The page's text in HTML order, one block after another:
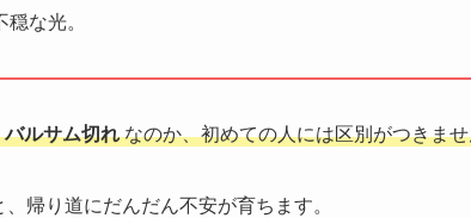
な光。
バルサム切れなのか、初めての人には区別がつきま
帰り道にだんだん不安が育ちます。